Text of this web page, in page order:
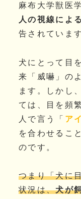
麻布大学獣医
人の視線によ
告されていま
犬にとって目
来「威嚇」の
ます。しかし
ては、目を頻
人で言う「 ア
を合わせるこ
のです。
つまり「犬に
状況は、犬が